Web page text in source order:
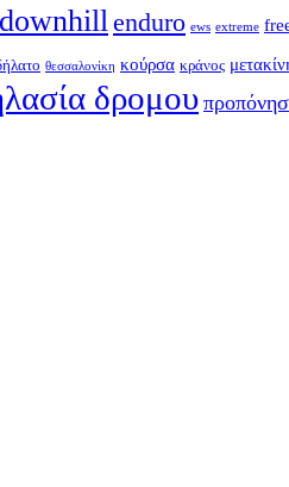
downhillenduro ews extreme
θεσσαλονίκη κούρσα κράνος
δρομου